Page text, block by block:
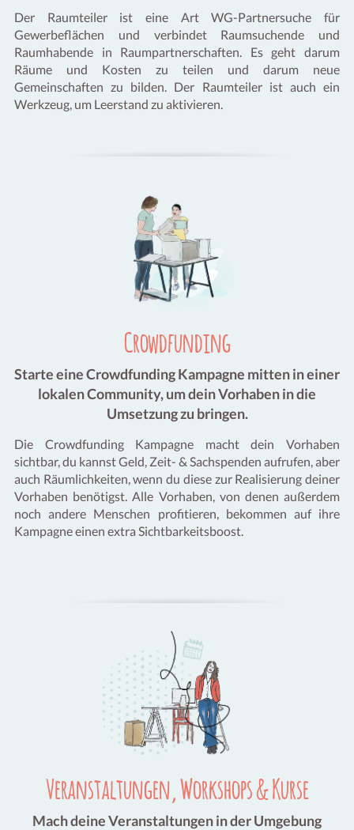
Der Raumteiler ist eine Art WG-Partnersuche für
Gewerbeflächen und verbindet Raumsuchende und
Raumhabende in Raumpartnerschaften. Es geht darum
Räume und Kosten zu teilen und darum neue
Gemeinschaften zu bilden. Der Raumteiler ist auch ein
Werkzeug, um Leerstand zu aktivieren.
Crowdfunding
Starte eine Crowdfunding Kampagne mitten in einer
lokalen Community, um dein Vorhaben in die
Umsetzung zu bringen.
Die Crowdfunding Kampagne macht dein Vorhaben
sichtbar, du kannst Geld, Zeit- & Sachspenden aufrufen, aber
auch Räumlichkeiten, wenn du diese zur Realisierung deiner
Vorhaben benötigst. Alle Vorhaben, von denen außerdem
noch andere Menschen profitieren, bekommen auf ihre
Kampagne einen extra Sichtbarkeitsboost.
Veranstaltungen, Workshops & Kurse
Mach deine Veranstaltungen in der Umgebung